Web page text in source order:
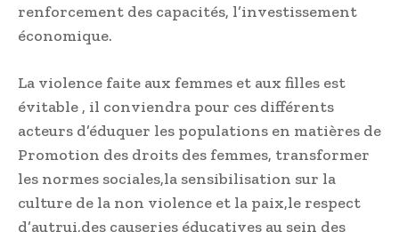
renforcement des capacités, l’investissement
économique.
La violence faite aux femmes et aux filles est
évitable , il conviendra pour ces différents
acteurs d’éduquer les populations en matières de
Promotion des droits des femmes, transformer
les normes sociales,la sensibilisation sur la
culture de la non violence et la paix,le respect
d’autrui,des causeries éducatives au sein des